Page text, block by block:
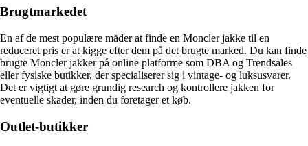
Brugtmarkedet
En af de mest populære måder at finde en Moncler jakke til en
reduceret pris er at kigge efter dem på det brugte marked. Du kan finde
brugte Moncler jakker på online platforme som DBA og Trendsales
eller fysiske butikker, der specialiserer sig i vintage- og luksusvarer.
Det er vigtigt at gøre grundig research og kontrollere jakken for
eventuelle skader, inden du foretager et køb.
Outlet-butikker